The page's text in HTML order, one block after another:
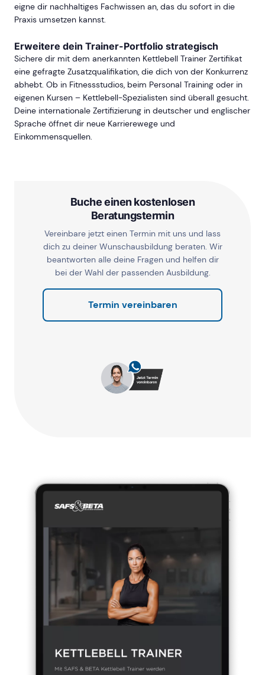
eigne dir nachhaltiges Fachwissen an, das du sofort in die
Praxis umsetzen kannst.
Erweitere dein Trainer-Portfolio strategisch
Sichere dir mit dem anerkannten Kettlebell Trainer Zertifikat
eine gefragte Zusatzqualifikation, die dich von der Konkurrenz
abhebt. Ob in Fitnessstudios, beim Personal Training oder in
eigenen Kursen – Kettlebell-Spezialisten sind überall gesucht.
Deine internationale Zertifizierung in deutscher und englischer
Sprache öffnet dir neue Karrierewege und
Einkommensquellen.
Buche einen kostenlosen
Beratungstermin
Vereinbare jetzt einen Termin mit uns und lass
dich zu deiner Wunschausbildung beraten. Wir
beantworten alle deine Fragen und helfen dir
bei der Wahl der passenden Ausbildung.
Termin vereinbaren